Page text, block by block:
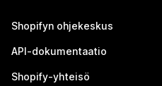
Shopifyn ohjekeskus
API-dokumentaatio
Shopify-yhteisö